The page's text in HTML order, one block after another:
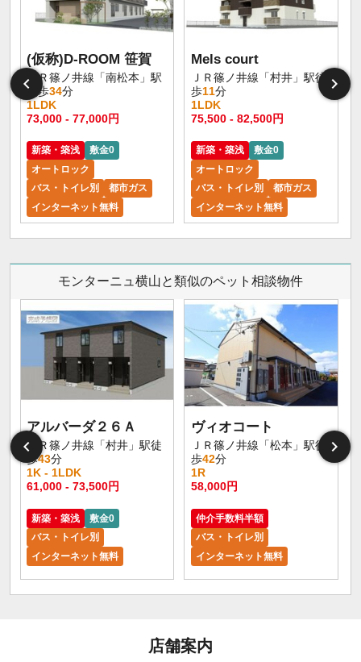
(仮称)D-ROOM 笹賀
ＪＲ篠ノ井線「南松本」駅
徒歩34分
1LDK
73,000 - 77,000円
新築・築浅
敷金0
オートロック
バス・トイレ別
都市ガス
インターネット無料
Mels court
ＪＲ篠ノ井線「村井」駅徒
歩11分
1LDK
75,500 - 82,500円
新築・築浅
敷金0
オートロック
バス・トイレ別
都市ガス
インターネット無料
モンターニュ横山と類似のペット相談物件
アルバーダ２６Ａ
ＪＲ篠ノ井線「村井」駅徒
歩43分
1K - 1LDK
61,000 - 73,500円
新築・築浅
敷金0
バス・トイレ別
インターネット無料
ヴィオコート
ＪＲ篠ノ井線「松本」駅徒
歩42分
1R
58,000円
仲介手数料半額
バス・トイレ別
インターネット無料
店舗案内